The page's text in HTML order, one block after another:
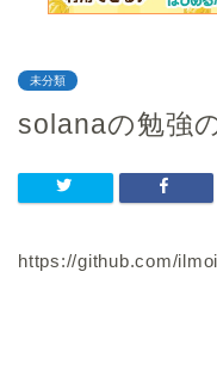
未分類
solanaの勉強
https://github.com/